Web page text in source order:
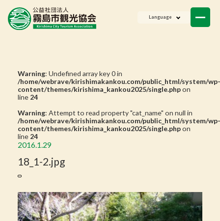
Language
Warning: Undefined array key 0 in
/home/webrave/kirishimakankou.com/public_html/system/wp-
content/themes/kirishima_kankou2025/single.phpon
line 24
Warning: Attempt to read property "cat_name" on null in
/home/webrave/kirishimakankou.com/public_html/system/wp-
content/themes/kirishima_kankou2025/single.phpon
line 24
2016.1.29
18_1-2.jpg